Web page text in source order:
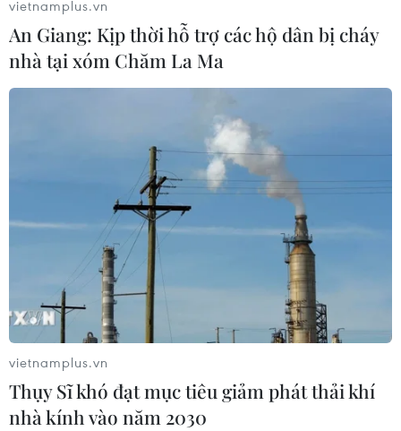
Tổng thống Mỹ Barack Obama sẽ trấn an
các đối tác sau bầu cử
Tổng thống Mỹ Barack Obama sẽ gặp Chủ tịch Trung
Quốc Tập Cận Bình cùng lãnh đạo các nước đồng minh
ở châu Âu gồm Anh, Đức và Pháp trong chuyến công du
ba nước sắp tới của ông.
vietnamplus.vn
An Giang: Kịp thời hỗ trợ các hộ dân bị cháy
nhà tại xóm Chăm La Ma
vietnamplus.vn
Thụy Sĩ khó đạt mục tiêu giảm phát thải khí
nhà kính vào năm 2030